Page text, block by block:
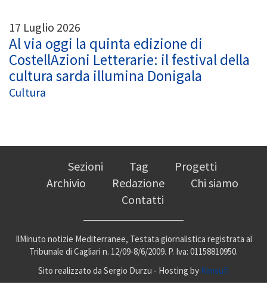
17 Luglio 2026
Al via oggi la quinta edizione di
CostellAzioni Letterarie: il festival della
cultura sarda illumina Donigala
Cultura
Sezioni Tag
Progetti
Archivio
Redazione
Chi siamo
Contatti
IlMinuto notizie Mediterranee, Testata giornalistica registrata al
Tribunale di Cagliari n. 12/09-8/6/2009. P. Iva: 01158810950.
Sito realizzato da Sergio Durzu - Hosting by Kimsufi